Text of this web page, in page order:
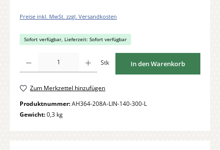
Preise inkl. MwSt. zzgl. Versandkosten
Sofort verfügbar, Lieferzeit: Sofort verfügbar
Stk In den Warenkorb
Zum Merkzettel hinzufügen
Produktnummer:AH364-208A-LIN-140-300-L
Gewicht:0,3 kg